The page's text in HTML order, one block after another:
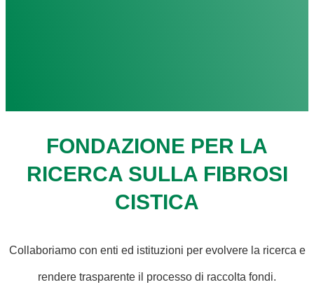
FONDAZIONE PER LA
RICERCA SULLA FIBROSI
CISTICA
Collaboriamo con enti ed istituzioni per evolvere la ricerca e
rendere trasparente il processo di raccolta fondi.